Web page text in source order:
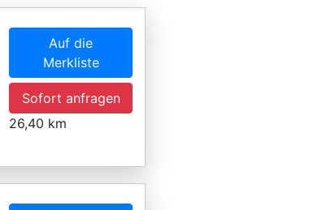
Auf die
Merkliste
Sofort anfragen
26,40 km